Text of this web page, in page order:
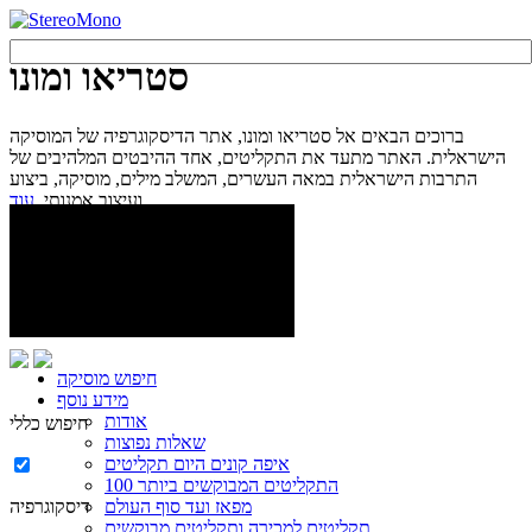
סטריאו ומונו
ברוכים הבאים אל סטריאו ומונו, אתר הדיסקוגרפיה של המוסיקה
הישראלית. האתר מתעד את התקליטים, אחד ההיבטים המלהיבים של
התרבות הישראלית במאה העשרים, המשלב מילים, מוסיקה, ביצוע
ועיצוב אמנותי.עוד...
חיפוש מוסיקה
מידע נוסף
אודות
שאלות נפוצות
איפה קונים היום תקליטים
100 התקליטים המבוקשים ביותר
מפאז ועד סוף העולם
תקליטים למכירה ותקליטים מבוקשים
חיפוש כללי
דיסקוגרפיה